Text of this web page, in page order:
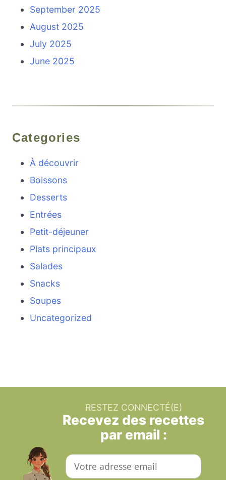
September 2025
August 2025
July 2025
June 2025
Categories
À découvrir
Boissons
Desserts
Entrées
Petit-déjeuner
Plats principaux
Salades
Snacks
Soupes
Uncategorized
RESTEZ CONNECTÉ(E)
Recevez des recettes
par email :